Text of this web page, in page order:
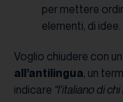
per mettere
elementi, di idee.
Voglio chiudere con
all’antilingua, un
indicare “l’italiano di